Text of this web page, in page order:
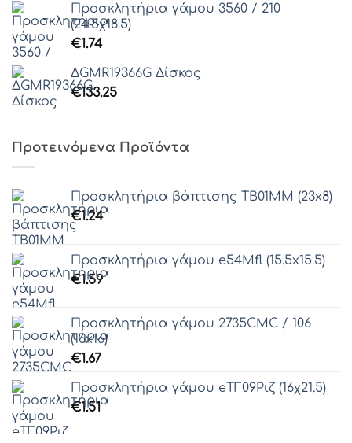
Προσκλητήρια γάμου 3560 / 210
(24.5χ18.5)
€1.74
ΔGMR19366G Δίσκος
€133.25
Προτεινόμενα Προϊόντα
Προσκλητήρια βάπτισης ΤΒ01ΜΜ (23x8)
€1.24
Προσκλητήρια γάμου e54Μfl (15.5x15.5)
€1.59
Προσκλητήρια γάμου 2735CMC / 106
(16x16)
€1.67
Προσκλητήρια γάμου eΤΓ09Ριζ (16χ21.5)
€1.51